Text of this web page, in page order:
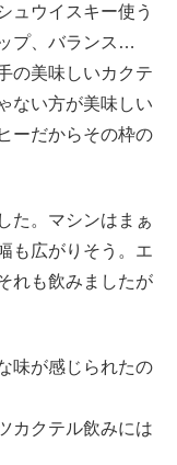
ュウイスキー使う
プ、バランス…
の美味しいカクテ
ない方が美味しい
ーだからその枠の
た。マシンはまぁ
も広がりそう。エ
れも飲みましたが
味が感じられたの
カクテル飲みには